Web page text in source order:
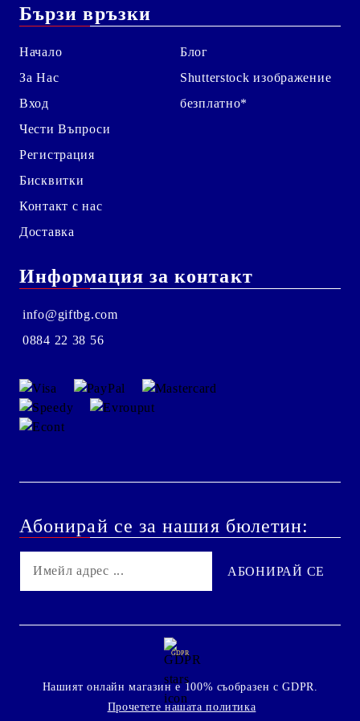
Бързи връзки
Начало
За Нас
Вход
Чести Въпроси
Регистрация
Бисквитки
Контакт с нас
Доставка
Блог
Shutterstock изображение
безплатно*
Информация за контакт
info@giftbg.com
0884 22 38 56
Абонирай се за нашия бюлетин:
GDPR
Нашият онлайн магазин е 100% съобразен с GDPR.
Прочетете нашата политика